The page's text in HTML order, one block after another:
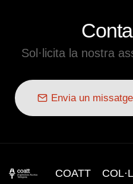
Sol·licita la nostra
Envia un missatge
COATT